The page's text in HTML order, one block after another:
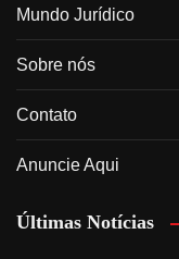
Mundo Jurídico
Sobre nós
Contato
Anuncie Aqui
Últimas Notícias